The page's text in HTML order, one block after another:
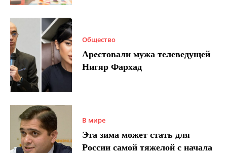
Общество
Арестовали мужа телеведущей
Нигяр Фархад
В мире
Эта зима может стать для
России самой тяжелой с начала